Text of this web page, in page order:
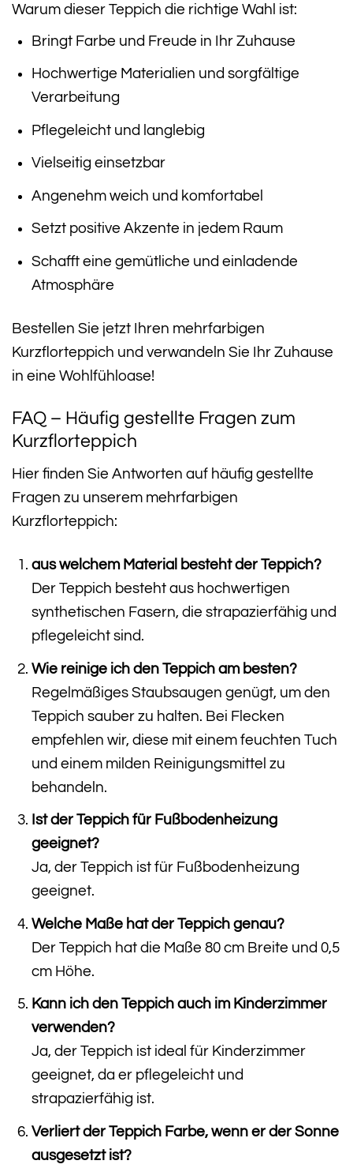
Warum dieser Teppich die richtige Wahl ist:
Bringt Farbe und Freude in Ihr Zuhause
Hochwertige Materialien und sorgfältige
Verarbeitung
Pflegeleicht und langlebig
Vielseitig einsetzbar
Angenehm weich und komfortabel
Setzt positive Akzente in jedem Raum
Schafft eine gemütliche und einladende
Atmosphäre
Bestellen Sie jetzt Ihren mehrfarbigen
Kurzflorteppich und verwandeln Sie Ihr Zuhause
in eine Wohlfühloase!
FAQ – Häufig gestellte Fragen zum
Kurzflorteppich
Hier finden Sie Antworten auf häufig gestellte
Fragen zu unserem mehrfarbigen
Kurzflorteppich:
aus welchem Material besteht der Teppich?
Der Teppich besteht aus hochwertigen
synthetischen Fasern, die strapazierfähig und
pflegeleicht sind.
Wie reinige ich den Teppich am besten?
Regelmäßiges Staubsaugen genügt, um den
Teppich sauber zu halten. Bei Flecken
empfehlen wir, diese mit einem feuchten Tuch
und einem milden Reinigungsmittel zu
behandeln.
Ist der Teppich für Fußbodenheizung
geeignet?
Ja, der Teppich ist für Fußbodenheizung
geeignet.
Welche Maße hat der Teppich genau?
Der Teppich hat die Maße 80 cm Breite und 0,5
cm Höhe.
Kann ich den Teppich auch im Kinderzimmer
verwenden?
Ja, der Teppich ist ideal für Kinderzimmer
geeignet, da er pflegeleicht und
strapazierfähig ist.
Verliert der Teppich Farbe, wenn er der Sonne
ausgesetzt ist?